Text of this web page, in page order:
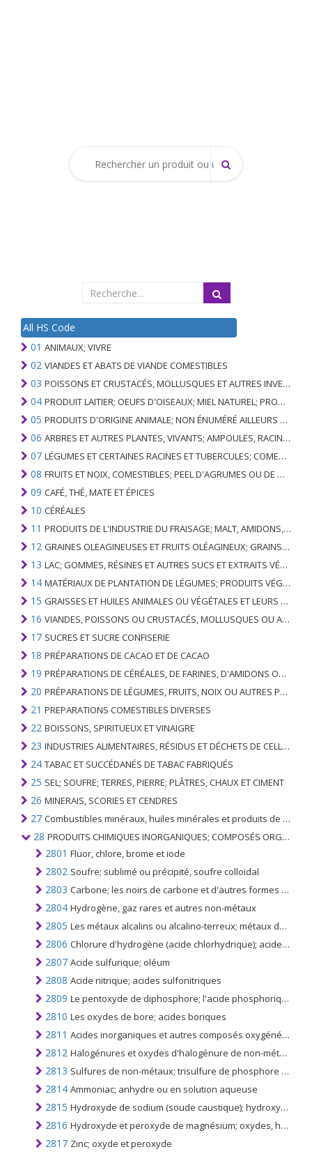
All HS Code
01 ANIMAUX; VIVRE
02 VIANDES ET ABATS DE VIANDE COMESTIBLES
03 POISSONS ET CRUSTACÉS, MOLLUSQUES ET AUTRES INVERTÉBRÉS AQUATIQUES
04 PRODUIT LAITIER; OEUFS D'OISEAUX; MIEL NATUREL; PRODUITS COMESTIBLES D'ORIGINE ANIMALE, NON ÉNUMÉRÉS AILLEURS OU INCLUS
05 PRODUITS D'ORIGINE ANIMALE; NON ÉNUMÉRÉ AILLEURS OU INCLUS
06 ARBRES ET AUTRES PLANTES, VIVANTS; AMPOULES, RACINES ET ANALOGUES; FLEURS COUPEES ET FEUILLAGE ORNEMENTAL
07 LÉGUMES ET CERTAINES RACINES ET TUBERCULES; COMESTIBLE
08 FRUITS ET NOIX, COMESTIBLES; PEEL D'AGRUMES OU DE MELONS
09 CAFÉ, THÉ, MATE ET ÉPICES
10 CÉRÉALES
11 PRODUITS DE L'INDUSTRIE DU FRAISAGE; MALT, AMIDONS, INULINE, GLUTEN DE BLÉ
12 GRAINES OLEAGINEUSES ET FRUITS OLÉAGINEUX; GRAINS DIVERS, GRAINES ET FRUITS, PLANTES INDUSTRIELLES OU MÉDICINALES; PAILLE ET FOURRAGE
13 LAC; GOMMES, RÉSINES ET AUTRES SUCS ET EXTRAITS VÉGÉTAUX
14 MATÉRIAUX DE PLANTATION DE LÉGUMES; PRODUITS VÉGÉTAUX NON DÉNOMMÉS NI COMPRIS AILLEURS
15 GRAISSES ET HUILES ANIMALES OU VÉGÉTALES ET LEURS PRODUITS DE CLIVAGE; GRAISSES ANIMALES PRÉPARÉES; CIRES ANIMALES OU VÉGÉTALES
16 VIANDES, POISSONS OU CRUSTACÉS, MOLLUSQUES OU AUTRES INVERTÉBRÉS AQUATIQUES; PRÉPARATIONS DE CELLES-CI
17 SUCRES ET SUCRE CONFISERIE
18 PRÉPARATIONS DE CACAO ET DE CACAO
19 PRÉPARATIONS DE CÉRÉALES, DE FARINES, D'AMIDONS OU DE LAIT; PRODUITS DE PATISSERIE
20 PRÉPARATIONS DE LÉGUMES, FRUITS, NOIX OU AUTRES PARTIES DE PLANTES
21 PREPARATIONS COMESTIBLES DIVERSES
22 BOISSONS, SPIRITUEUX ET VINAIGRE
23 INDUSTRIES ALIMENTAIRES, RÉSIDUS ET DÉCHETS DE CELLES-CI; FOURRAGE ANIMAL PRÉPARÉ
24 TABAC ET SUCCÉDANÉS DE TABAC FABRIQUÉS
25 SEL; SOUFRE; TERRES, PIERRE; PLÂTRES, CHAUX ET CIMENT
26 MINERAIS, SCORIES ET CENDRES
27 Combustibles minéraux, huiles minérales et produits de leur distillation; SUBSTANCES BITUMINEUSES; CIRES MINÉRALES
28 PRODUITS CHIMIQUES INORGANIQUES; COMPOSÉS ORGANIQUES ET INORGANIQUES DE MÉTAUX PRÉCIEUX; DE MÉTAUX DES TERRES RARES, D'ÉLÉMENTS RADIOACTIFS ET D'ISOTOPES
2801 Fluor, chlore, brome et iode
2802 Soufre; sublimé ou précipité, soufre colloïdal
2803 Carbone; les noirs de carbone et d'autres formes de carbone, n.c.a.
2804 Hydrogène, gaz rares et autres non-métaux
2805 Les métaux alcalins ou alcalino-terreux; métaux des terres rares, scandium et yttrium, même mélangés ou alliés entre eux; Mercure
2806 Chlorure d'hydrogène (acide chlorhydrique); acide chlorosulfurique
2807 Acide sulfurique; oléum
2808 Acide nitrique; acides sulfonitriques
2809 Le pentoxyde de diphosphore; l'acide phosphorique et les acides polyphosphoriques
2810 Les oxydes de bore; acides boriques
2811 Acides inorganiques et autres composés oxygénés inorganiques de non-métaux; n.c.a. dans le n ° 2806 à 2810
2812 Halogénures et oxydes d'halogénure de non-métaux
2813 Sulfures de non-métaux; trisulfure de phosphore commercial
2814 Ammoniac; anhydre ou en solution aqueuse
2815 Hydroxyde de sodium (soude caustique); hydroxyde de potassium (potasse caustique) peroxydes de sodium ou de potassium
2816 Hydroxyde et peroxyde de magnésium; oxydes, hydroxydes et peroxydes de strontium ou de baryum
2817 Zinc; oxyde et peroxyde